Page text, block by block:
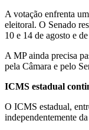
A votação enfrenta
eleitoral. O Senado
10 e 14 de agosto e
A MP ainda precisa
pela Câmara e pelo
ICMS estadual
O ICMS estadual,
independentemente